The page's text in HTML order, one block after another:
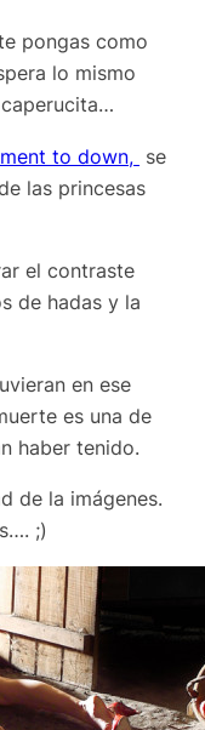
pongas como
lo mismo
to down, se
las princesas
el contraste
de hadas y la
en ese
es una de
haber tenido.
de la imágenes.
;)